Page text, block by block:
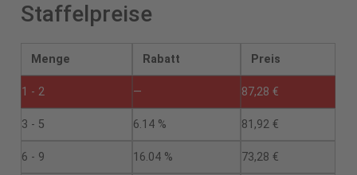
Staffelpreise
Menge Rabatt Preis
1 - 2 — 87,28 €
3 - 5 6.14 % 81,92 €
6 - 9 16.04 % 73,28 €